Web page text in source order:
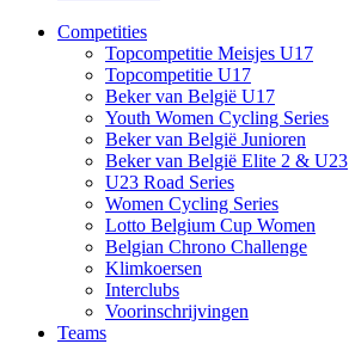
Competities
Topcompetitie Meisjes U17
Topcompetitie U17
Beker van België U17
Youth Women Cycling Series
Beker van België Junioren
Beker van België Elite 2 & U23
U23 Road Series
Women Cycling Series
Lotto Belgium Cup Women
Belgian Chrono Challenge
Klimkoersen
Interclubs
Voorinschrijvingen
Teams